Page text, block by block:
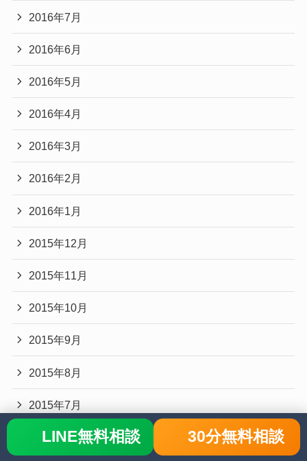
2016年7月
2016年6月
2016年5月
2016年4月
2016年3月
2016年2月
2016年1月
2015年12月
2015年11月
2015年10月
2015年9月
2015年8月
2015年7月
2015年6月
LINE無料相談 30分無料相談